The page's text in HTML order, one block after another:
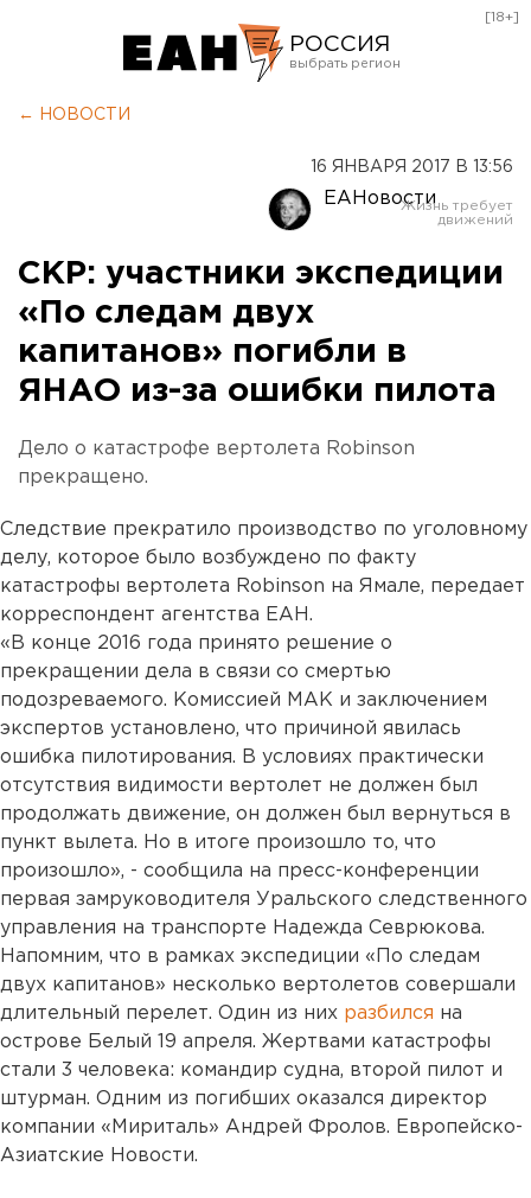
РОССИЯ
Оренбург
[18+]
← НОВОСТИ
16 ЯНВАРЯ 2017 В 13:56
ЕАНовости
СКР: участники экспедиции
«По следам двух
капитанов» погибли в
ЯНАО из-за ошибки пилота
Дело о катастрофе вертолета Robinson
прекращено.
Следствие прекратило производство по уголовному
делу, которое было возбуждено по факту
катастрофы вертолета Robinson на Ямале, передает
корреспондент агентства ЕАН.
«В конце 2016 года принято решение о
прекращении дела в связи со смертью
подозреваемого. Комиссией МАК и заключением
экспертов установлено, что причиной явилась
ошибка пилотирования. В условиях практически
отсутствия видимости вертолет не должен был
продолжать движение, он должен был вернуться в
пункт вылета. Но в итоге произошло то, что
произошло», - сообщила на пресс-конференции
первая замруководителя Уральского следственного
управления на транспорте Надежда Севрюкова.
Напомним, что в рамках экспедиции «По следам
двух капитанов» несколько вертолетов совершали
длительный перелет. Один из них разбился на
острове Белый 19 апреля. Жертвами катастрофы
стали 3 человека: командир судна, второй пилот и
штурман. Одним из погибших оказался директор
компании «Мириталь» Андрей Фролов. Европейско-
Азиатские Новости.